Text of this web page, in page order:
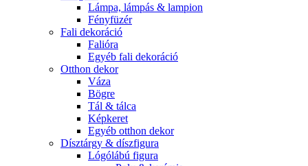
Lámpa, lámpás & lampion
Fényfüzér
Fali dekoráció
Falióra
Egyéb fali dekoráció
Otthon dekor
Váza
Bögre
Tál & tálca
Képkeret
Egyéb otthon dekor
Dísztárgy & díszfigura
Lógólábú figura